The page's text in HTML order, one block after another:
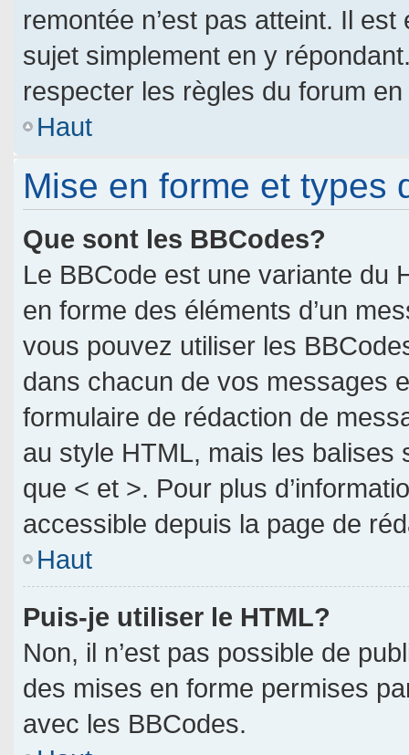
remontée n’est pas atteint. Il
sujet simplement en y
respecter les règles du forum
Haut
Mise en forme et types
Que sont les BBCodes?
Le BBCode est une variante du
en forme des éléments d’un
vous pouvez utiliser les
dans chacun de vos messages
formulaire de rédaction de
au style HTML, mais les
que < et >. Pour plus
accessible depuis la page de
Haut
Puis-je utiliser le HTML?
Non, il n’est pas possible de
des mises en forme permises
avec les BBCodes.